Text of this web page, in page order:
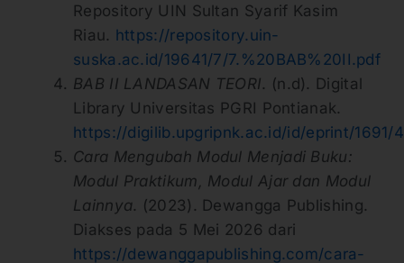
Repository UIN Sultan Syarif Kasim
Riau. https://repository.uin-
suska.ac.id/19641/7/7.%20BAB%20II.pdf
BAB II LANDASAN TEORI. (n.d). Digital
Library Universitas PGRI Pontianak.
https://digilib.upgripnk.ac.id/id/eprint/1691/
Cara Mengubah Modul Menjadi Buku:
Modul Praktikum, Modul Ajar dan Modul
Lainnya. (2023). Dewangga Publishing.
Diakses pada 5 Mei 2026 dari
https://dewanggapublishing.com/cara-